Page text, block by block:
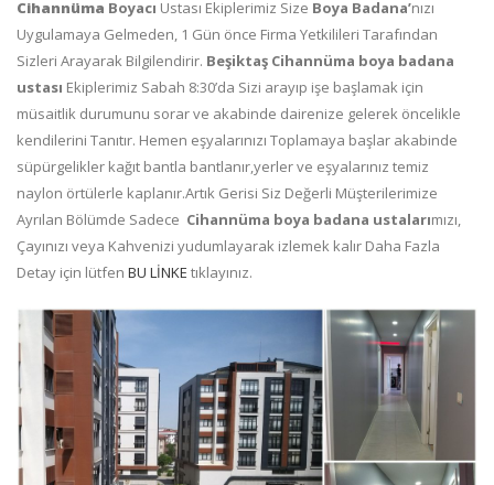
Cihannüma Boyacı Ustası Ekiplerimiz Size Boya Badana’nızı
Uygulamaya Gelmeden, 1 Gün önce Firma Yetkilileri Tarafından
Sizleri Arayarak Bilgilendirir. Beşiktaş Cihannüma boya badana
ustası Ekiplerimiz Sabah 8:30’da Sizi arayıp işe başlamak için
müsaitlik durumunu sorar ve akabinde dairenize gelerek öncelikle
kendilerini Tanıtır. Hemen eşyalarınızı Toplamaya başlar akabinde
süpürgelikler kağıt bantla bantlanır,yerler ve eşyalarınız temiz
naylon örtülerle kaplanır.Artık Gerisi Siz Değerli Müşterilerimize
Ayrılan Bölümde Sadece Cihannüma boya badana ustalarımızı,
Çayınızı veya Kahvenizi yudumlayarak izlemek kalır Daha Fazla
Detay için lütfen BU LİNKE tıklayınız.